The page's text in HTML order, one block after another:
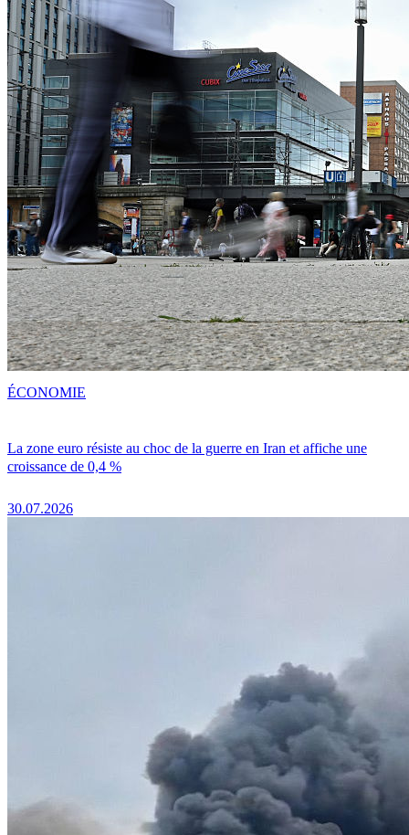
La zone euro résiste au choc de la guerre en Iran et affiche une
croissance de 0,4 %
30.07.2026
ÉCONOMIE